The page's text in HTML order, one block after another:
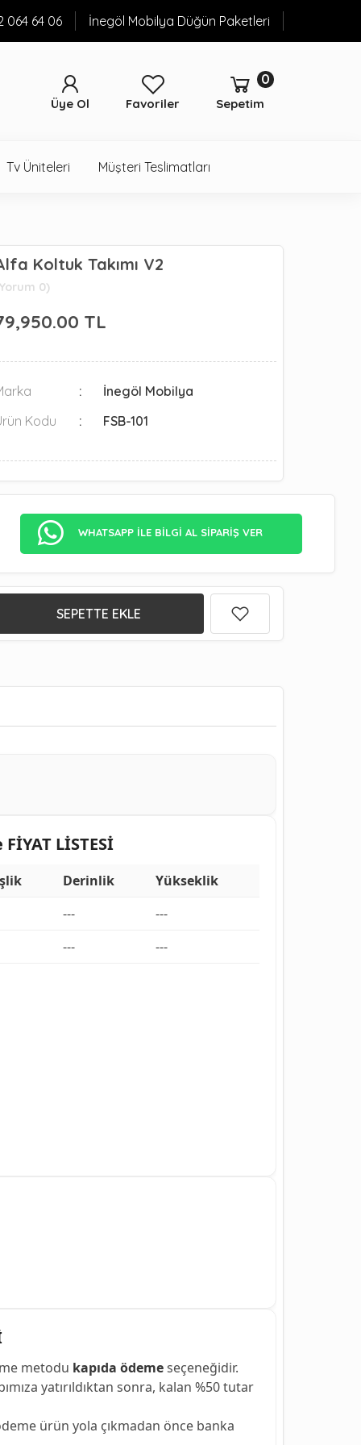
064 64 06 İnegöl Mobilya Düğün Paketleri
Sepetim
0
Favoriler
Üye Ol
Tv Üniteleri Müşteri Teslimatları
Koltuk Takımı V2
0)
TL
İnegöl Mobilya
Kodu
FSB-101
WHATSAPP İLE BİLGİ AL SİPARİŞ VER
SEPETTE EKLE
LİSTESİ
Derinlik
Yükseklik
---
---
---
---
metodu kapıda ödemeseçeneğidir.
yatırıldıktan sonra, kalan %50 tutar
ürün yola çıkmadan önce banka